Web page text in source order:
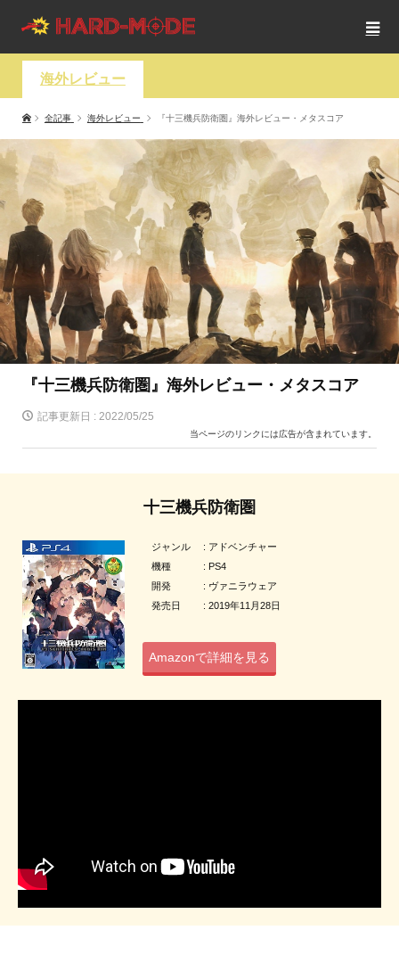
海外レビュー
全記事 海外レビュー 『十三機兵防衛圏』海外レビュー・メタスコア
『十三機兵防衛圏』海外レビュー・メタスコア
記事更新日 : 2022/05/25
当ページのリンクには広告が含まれています。
十三機兵防衛圏
ジャンル : アドベンチャー
機種 : PS4
開発 : ヴァニラウェア
発売日 : 2019年11月28日
Amazonで詳細を見る